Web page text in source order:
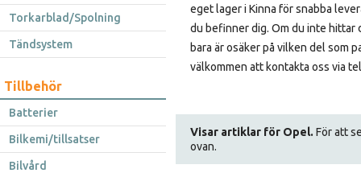
Torkarblad/Spolning
Tändsystem
Tillbehör
Batterier
Bilkemi/tillsatser
Bilvård
eget lager i Kinna för snabba
du befinner dig. Om du inte hittar
bara är osäker på vilken del som
välkommen att kontakta oss via
Visar artiklar för Opel. För att
ovan.